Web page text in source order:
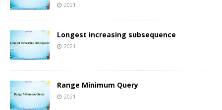
2021
Longest increasing subsequence
2021
Range Minimum Query
2021